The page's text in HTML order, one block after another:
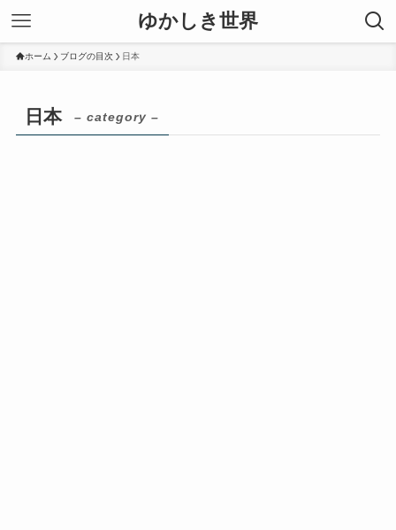
ゆかしき世界
ホーム ブログの目次 日本
日本 – category –